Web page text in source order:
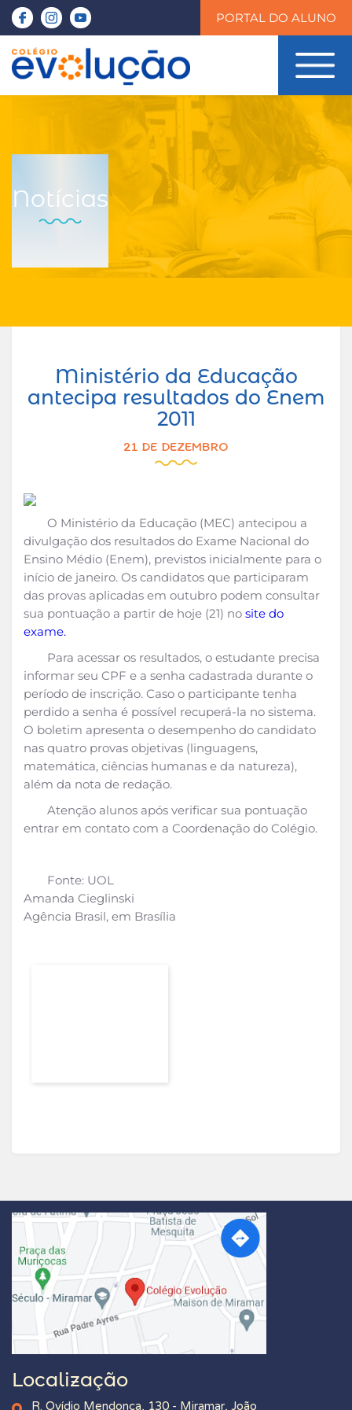
PORTAL DO ALUNO
Notícias
Ministério da Educação
antecipa resultados do Enem
2011
21 DE DEZEMBRO
O Ministério da Educação (MEC) antecipou a
divulgação dos resultados do Exame Nacional do
Ensino Médio (Enem), previstos inicialmente para o
início de janeiro. Os candidatos que participaram
das provas aplicadas em outubro podem consultar
sua pontuação a partir de hoje (21) no site do
exame.
Para acessar os resultados, o estudante precisa
informar seu CPF e a senha cadastrada durante o
período de inscrição. Caso o participante tenha
perdido a senha é possível recuperá-la no sistema.
O boletim apresenta o desempenho do candidato
nas quatro provas objetivas (linguagens,
matemática, ciências humanas e da natureza),
além da nota de redação.
Atenção alunos após verificar sua pontuação
entrar em contato com a Coordenação do Colégio.
Fonte: UOL
Amanda Cieglinski
Agência Brasil, em Brasília
Localização
R. Ovídio Mendonça, 130 - Miramar, João